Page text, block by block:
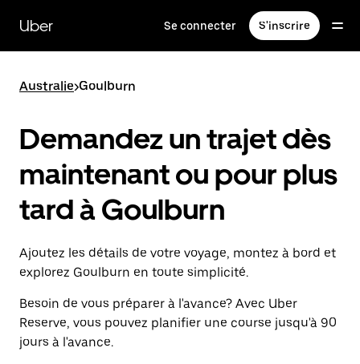
contenu
principal
Uber Se connecter S'inscrire
Australie>Goulburn
Demandez un trajet dès
maintenant ou pour plus
tard à Goulburn
Ajoutez les détails de votre voyage, montez à bord et
explorez Goulburn en toute simplicité.
Besoin de vous préparer à l'avance? Avec Uber
Reserve, vous pouvez planifier une course jusqu'à 90
jours à l'avance.